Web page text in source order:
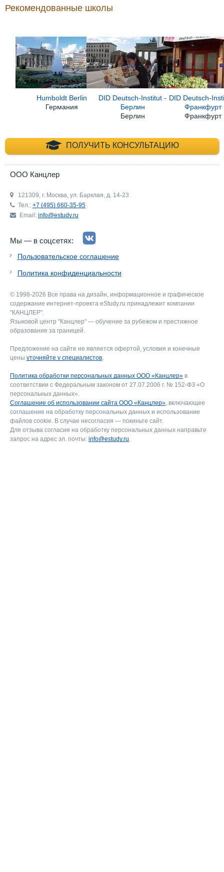
Рекомендованные школы
Humboldt Berlin
Германия
DID Deutsch-Institut -
Берлин
Берлин
DID Deutsch-
Франкфурт
Франкфурт
ПОЛУЧИТЬ КОНСУЛЬТАЦИЮ
+7 (495) 660-35-
ООО Канцлер
121309, г. Москва, ул. Барклая, д. 14-23
Тел.: +7 (495) 660-35-95
Email: info@estudy.ru
Мы — в соцсетях:
Пользовательское соглашение
Политика конфиденциальности
© 1998-2026 Все права на дизайн, информационное и графическое
содержание интернет-проекта eStudy.ru принадлежит компании
"КАНЦЛЕР".
Языковой центр "Канцлер" — обучение за рубежом и престижное
образование за границей.
Предложение на сайте не является офертой, условия и конечные
цены уточняйте у специалистов.
Политика обработки персональных данных ООО «Канцлер» в
соответствии с Федеральным законом от 27.07.2006 г. № 152-ФЗ «О
персональных данных».
Соглашение об использовании сайта ООО «Канцлер», включающее
соглашение на обработку персональных данных и использование
файлов cookie. В случае несогласия — покиньте сайт.
Для отзыва согласия на обработку персональных данных направьте
запрос на адрес эл. почты: info@estudy.ru.